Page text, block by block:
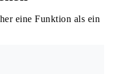
eine Funktion als ein